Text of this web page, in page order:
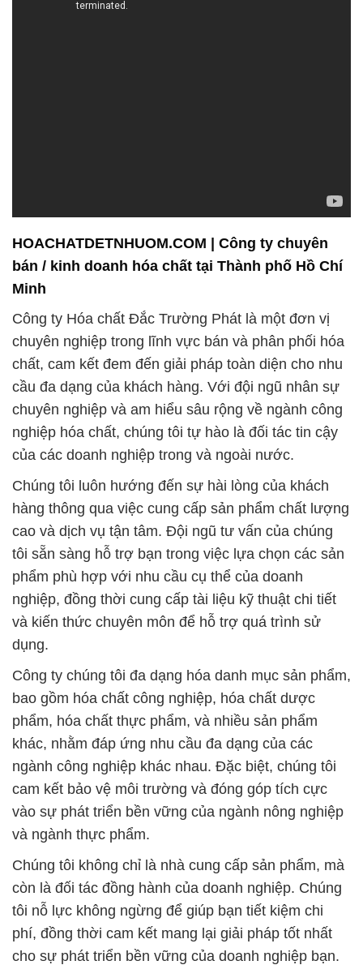
chuyên nghiệp và am hiểu sâu rộng về ngành công
nghiệp hóa chất, chúng tôi tự hào là đối tác tin cậy
của các doanh nghiệp trong và ngoài nước.
Chúng tôi luôn hướng đến sự hài lòng của khách
hàng thông qua việc cung cấp sản phẩm chất lượng
cao và dịch vụ tận tâm. Đội ngũ tư vấn của chúng
tôi sẵn sàng hỗ trợ bạn trong việc lựa chọn các sản
phẩm phù hợp với nhu cầu cụ thể của doanh
nghiệp, đồng thời cung cấp tài liệu kỹ thuật chi tiết
và kiến thức chuyên môn để hỗ trợ quá trình sử
dụng.
Công ty chúng tôi đa dạng hóa danh mục sản phẩm,
bao gồm hóa chất công nghiệp, hóa chất dược
phẩm, hóa chất thực phẩm, và nhiều sản phẩm
khác, nhằm đáp ứng nhu cầu đa dạng của các
ngành công nghiệp khác nhau. Đặc biệt, chúng tôi
cam kết bảo vệ môi trường và đóng góp tích cực
vào sự phát triển bền vững của ngành nông nghiệp
và ngành thực phẩm.
Chúng tôi không chỉ là nhà cung cấp sản phẩm, mà
còn là đối tác đồng hành của doanh nghiệp. Chúng
tôi nỗ lực không ngừng để giúp bạn tiết kiệm chi
phí, đồng thời cam kết mang lại giải pháp tốt nhất
cho sự phát triển bền vững của doanh nghiệp bạn.
Công ty Hóa chất Đắc Trường Phát – Uy Tín và
Chất Lượng là điểm đến đáng tin cậy cho mọi nhu
cầu về hóa chất của bạn.
# Đơn vị chuyên phân phối / kinh doanh hóa chất
hóa chất Phèn Sắt Ø Powder Iron Sulfate tại Đồng
Tháp
# Địa chỉ bán ~ cung ứng hóa chất hóa chất Phèn
Sắt Ø Powder Iron Sulfate tại Đồng Tháp